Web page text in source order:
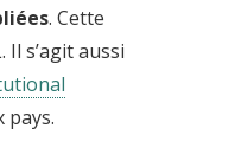
. Cette
s’agit aussi
pays.